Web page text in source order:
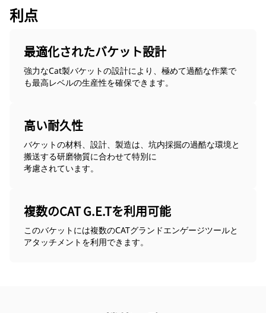
利点
最適化されたバケット設計
強力なCat製バケットの設計により、極めて過酷な作業で
も最高レベルの生産性を確保できます。
高い耐久性
バケットの材料、設計、製造は、坑内採掘の過酷な環境と
搬送する研磨物質に合わせて特別に
考慮されています。
複数のCAT G.E.Tを利用可能
このバケットには複数のCATグランドエンゲージツールと
アタッチメントを利用できます。